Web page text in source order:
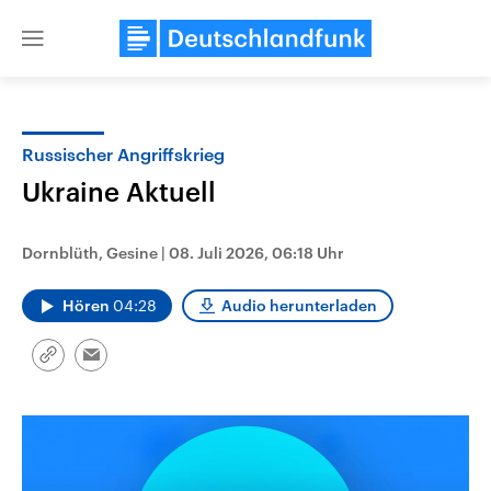
Close
Alle Informationen
Sachsen-Anhalt wählt am 6.
September 2026 einen neuen
Landtag. Seit 2021 wird das
Bundesland von einer Koalition aus
Hintergründe
Wirtschaftlich und
gehören die Vereinigten
den mächtigsten Ländern
mit großem Einfluss auf
Russischer Angriffskrieg
Ukraine Aktuell
Dornblüth, Gesine | 08. Juli 2026, 06:18 Uhr
Hören 04:28 Audio herunterladen
Link
Email